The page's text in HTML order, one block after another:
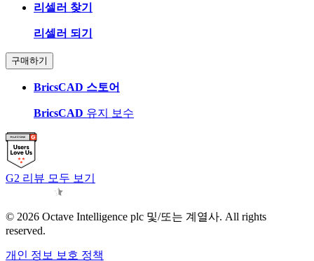
리셀러 찾기
리셀러 되기
구매하기
BricsCAD 스토어
BricsCAD 유지 보수
G2 리뷰 모두 보기
© 2026 Octave Intelligence plc 및/또는 계열사. All rights
reserved.
개인 정보 보호 정책